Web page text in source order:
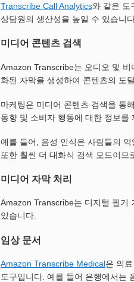
Transcribe Call Analytics와 같은 도
상담원의 생산성을 높일 수 있습니
미디어 콘텐츠 검색
Amazon Transcribe는 오디오 및
화된 자막을 생성하여 콘텐츠의 도
마케팅은 미디어 콘텐츠 검색을 통
동향 및 소비자 행동에 대한 정보를
예를 들어, 음성 인식은 사람들의
또한 훨씬 더 대화식 검색 모드이므
미디어 자막 처리
Amazon Transcribe는 디지털 필기
있습니다.
임상 문서
Amazon Transcribe Medical은 의
도구입니다. 예를 들어 은행에서는